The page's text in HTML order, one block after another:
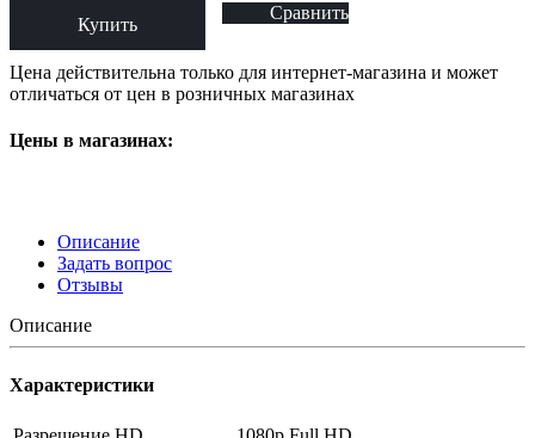
Купить
Сравнить
Цена действительна только для интернет-магазина и может
отличаться от цен в розничных магазинах
Цены в магазинах:
Описание
Задать вопрос
Отзывы
Описание
Характеристики